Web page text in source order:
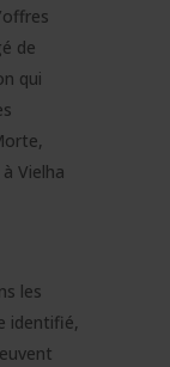
de
qui
Vielha
les
identifié,